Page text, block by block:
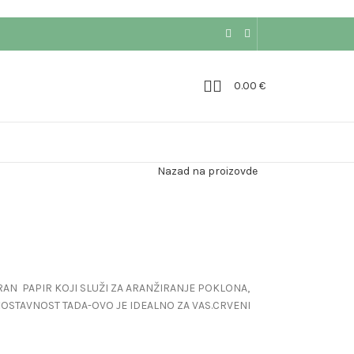
0.00 €
Nazad na proizovde
PAPIR KOJI SLUŽI ZA ARANŽIRANJE POKLONA,
TADA-OVO JE IDEALNO ZA VAS.CRVENI